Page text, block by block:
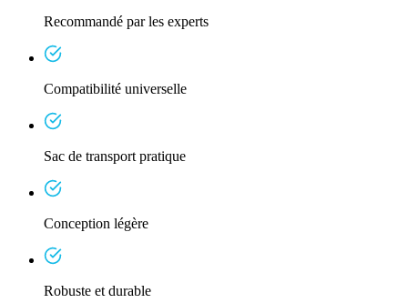
Recommandé par les experts
Compatibilité universelle
Sac de transport pratique
Conception légère
Robuste et durable